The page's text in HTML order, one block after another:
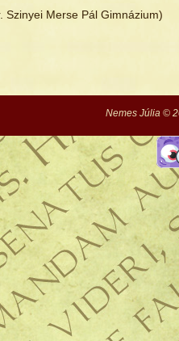
Szinyei Merse Pál Gimnázium)
Nemes Júlia ©